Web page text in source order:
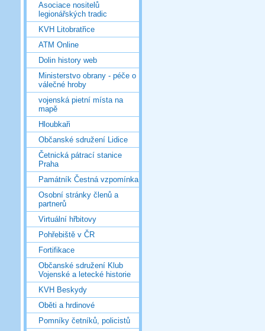
Asociace nositelů
legionářských tradic
KVH Litobratřice
ATM Online
Dolin history web
Ministerstvo obrany - péče o
válečné hroby
vojenská pietní místa na
mapě
Hloubkaři
Občanské sdružení Lidice
Četnická pátrací stanice
Praha
Památník Čestná vzpomínka
Osobní stránky členů a
partnerů
Virtuální hřbitovy
Pohřebiště v ČR
Fortifikace
Občanské sdružení Klub
Vojenské a letecké historie
KVH Beskydy
Oběti a hrdinové
Pomníky četníků, policistů